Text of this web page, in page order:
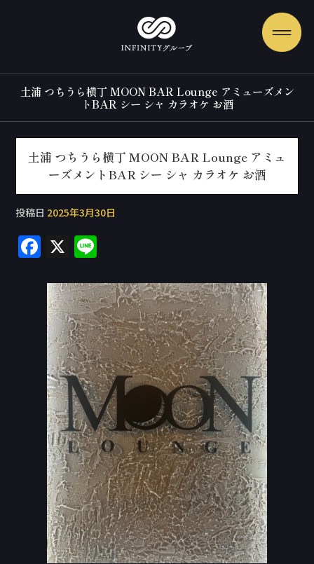
土浦 つちうら横丁 MOON BAR Lounge アミューズメン
トBAR シー シャ カラオケ お酒
土浦 つちうら横丁 MOON BAR Lounge アミュ
ーズメントBAR シー シャ カラオケ お酒
投稿日 2025年3月30日
F
c
e
b
o
o
k
X
e